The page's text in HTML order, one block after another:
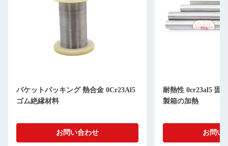
バケットパッキング 熱合金 0Cr23Al5
ゴム絶縁材料
お問い合わせ
耐熱性 0cr23al5 固
製箱の加熱
お問い